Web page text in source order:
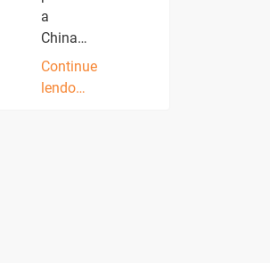
a
China…
Continue
lendo…